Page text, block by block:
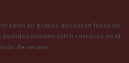
en granos quedarán fuera de
pueden sufrir retrasos en el
de verano.